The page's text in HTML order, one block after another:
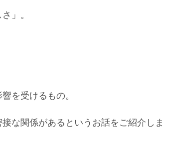
」。
を受けるもの。
な関係があるというお話をご紹介しま